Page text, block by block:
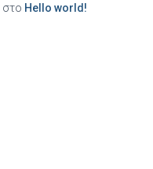
στο Hello world!